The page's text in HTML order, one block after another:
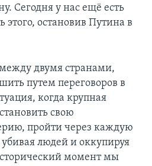
Сегодня у нас ещё есть
этого, остановив Путина в
двумя странами,
путем переговоров в
когда крупная
свою
пройти через каждую
людей и оккупируя
момент мы